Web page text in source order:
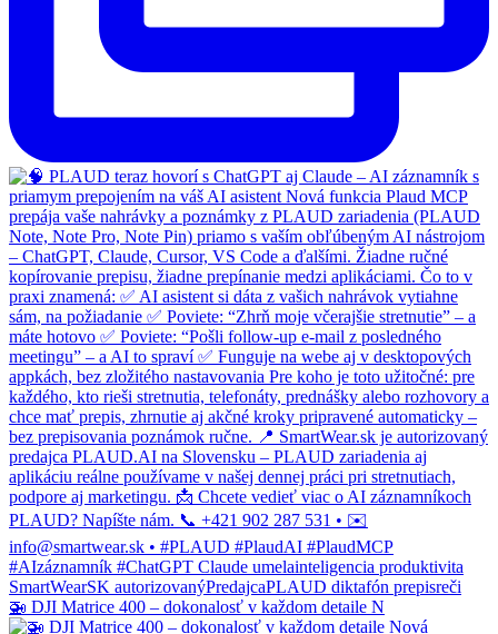
🚁 DJI Matrice 400 – dokonalosť v každom detaile N